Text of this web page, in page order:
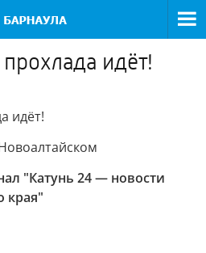
идёт!
идёт!
"Катунь 24 — новости
края"